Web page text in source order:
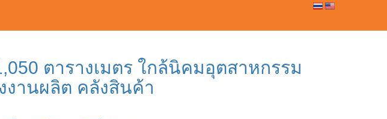
ตารางเมตร ใกล้นิคมอุตสาหกรรม
งานผลิต คลังสินค้า